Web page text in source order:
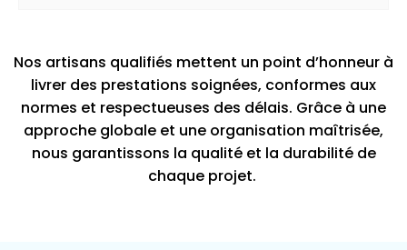
Nos artisans qualifiés mettent un point d’honneur à
livrer des prestations soignées, conformes aux
normes et respectueuses des délais. Grâce à une
approche globale et une organisation maîtrisée,
nous garantissons la qualité et la durabilité de
chaque projet.